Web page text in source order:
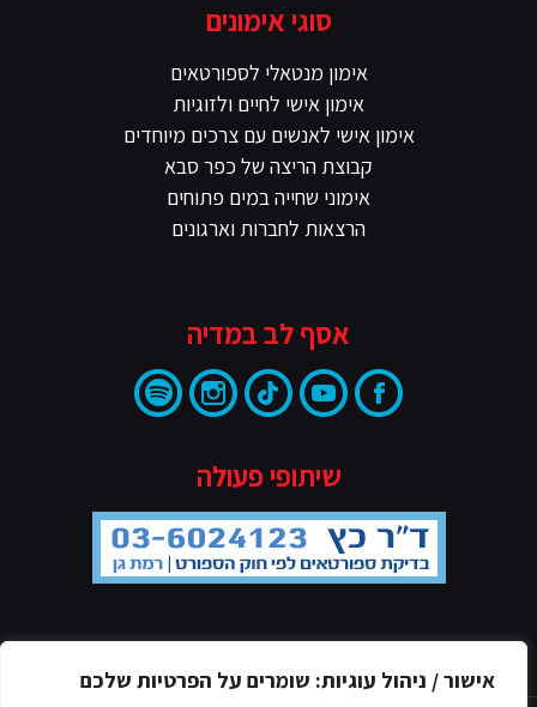
אישור / ניהול עוגיות: שומרים על הפרטיות שלכם
סוגי אימונים
אימון מנטאלי לספורטאים
אימון אישי לחיים ולזוגיות
אימון אישי לאנשים עם צרכים מיוחדים
קבוצת הריצה של כפר סבא
אימוני שחייה במים פתוחים
הרצאות לחברות וארגונים
אסף לב במדיה
שיתופי פעולה
מדיניות הפרטיות